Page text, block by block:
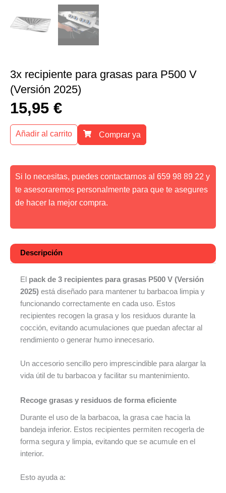
3x recipiente para grasas para P500 V
(Versión 2025)
15,95 €
Añadir al carrito Comprar ya
Si lo necesitas, puedes contactarnos al 659 98 89 22 y
te asesoraremos personalmente para que te asegures
de hacer la mejor compra.
Descripción
El pack de 3 recipientes para grasas P500 V (Versión
2025) está diseñado para mantener tu barbacoa limpia y
funcionando correctamente en cada uso. Estos
recipientes recogen la grasa y los residuos durante la
cocción, evitando acumulaciones que puedan afectar al
rendimiento o generar humo innecesario.
Un accesorio sencillo pero imprescindible para alargar la
vida útil de tu barbacoa y facilitar su mantenimiento.
Recoge grasas y residuos de forma eficiente
Durante el uso de la barbacoa, la grasa cae hacia la
bandeja inferior. Estos recipientes permiten recogerla de
forma segura y limpia, evitando que se acumule en el
interior.
Esto ayuda a: